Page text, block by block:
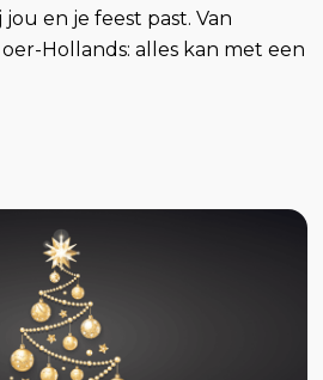
en je feest past. Van
Hollands: alles kan met een